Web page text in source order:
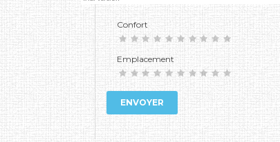
Confort
Emplacement
ENVOYER